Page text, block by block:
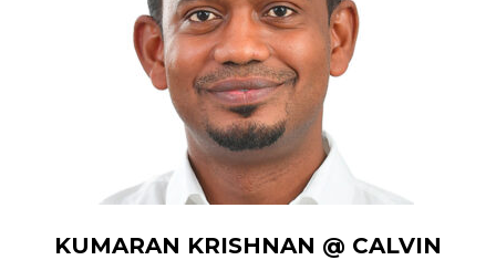
KUMARAN KRISHNAN @ CALVIN